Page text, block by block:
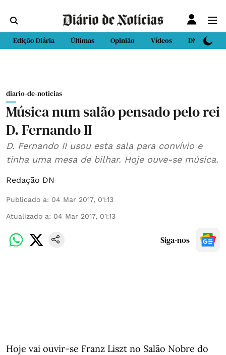
Edição Diária Últimas Opinião Vídeos DN Sport
diario-de-noticias
Música num salão pensado pelo rei
D. Fernando II
D. Fernando II usou esta sala para convívio e
tinha uma mesa de bilhar. Hoje ouve-se música.
Redação DN
Publicado a: 04 Mar 2017, 01:13
Atualizado a: 04 Mar 2017, 01:13
Siga-nos
Hoje vai ouvir-se Franz Liszt no Salão Nobre do